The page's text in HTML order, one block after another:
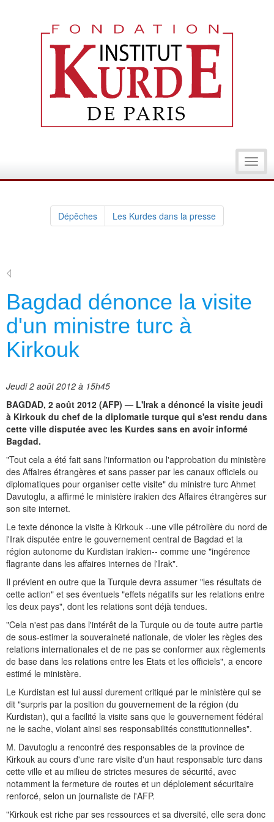
Dépêches Les Kurdes dans la presse
Bagdad dénonce la visite
d'un ministre turc à
Kirkouk
Jeudi 2 août 2012 à 15h45
BAGDAD, 2 août 2012 (AFP) — L'Irak a dénoncé la visite jeudi
à Kirkouk du chef de la diplomatie turque qui s'est rendu dans
cette ville disputée avec les Kurdes sans en avoir informé
Bagdad.
"Tout cela a été fait sans l'information ou l'approbation du ministère
des Affaires étrangères et sans passer par les canaux officiels ou
diplomatiques pour organiser cette visite" du ministre turc Ahmet
Davutoglu, a affirmé le ministère irakien des Affaires étrangères sur
son site internet.
Le texte dénonce la visite à Kirkouk --une ville pétrolière du nord de
l'Irak disputée entre le gouvernement central de Bagdad et la
région autonome du Kurdistan irakien-- comme une "ingérence
flagrante dans les affaires internes de l'Irak".
Il prévient en outre que la Turquie devra assumer "les résultats de
cette action" et ses éventuels "effets négatifs sur les relations entre
les deux pays", dont les relations sont déjà tendues.
"Cela n'est pas dans l'intérêt de la Turquie ou de toute autre partie
de sous-estimer la souveraineté nationale, de violer les règles des
relations internationales et de ne pas se conformer aux règlements
de base dans les relations entre les Etats et les officiels", a encore
estimé le ministère.
Le Kurdistan est lui aussi durement critiqué par le ministère qui se
dit "surpris par la position du gouvernement de la région (du
Kurdistan), qui a facilité la visite sans que le gouvernement fédéral
ne le sache, violant ainsi ses responsabilités constitutionnelles".
M. Davutoglu a rencontré des responsables de la province de
Kirkouk au cours d'une rare visite d'un haut responsable turc dans
cette ville et au milieu de strictes mesures de sécurité, avec
notamment la fermeture de routes et un déploiement sécuritaire
renforcé, selon un journaliste de l'AFP.
"Kirkouk est riche par ses ressources et sa diversité, elle sera donc